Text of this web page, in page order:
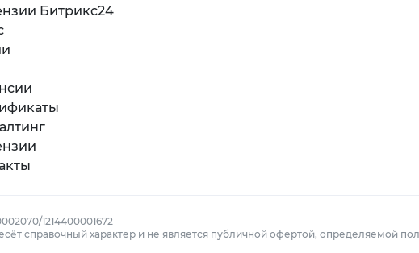
Битрикс24
1214400001672
справочный характер и не является публичной офертой, определяемой